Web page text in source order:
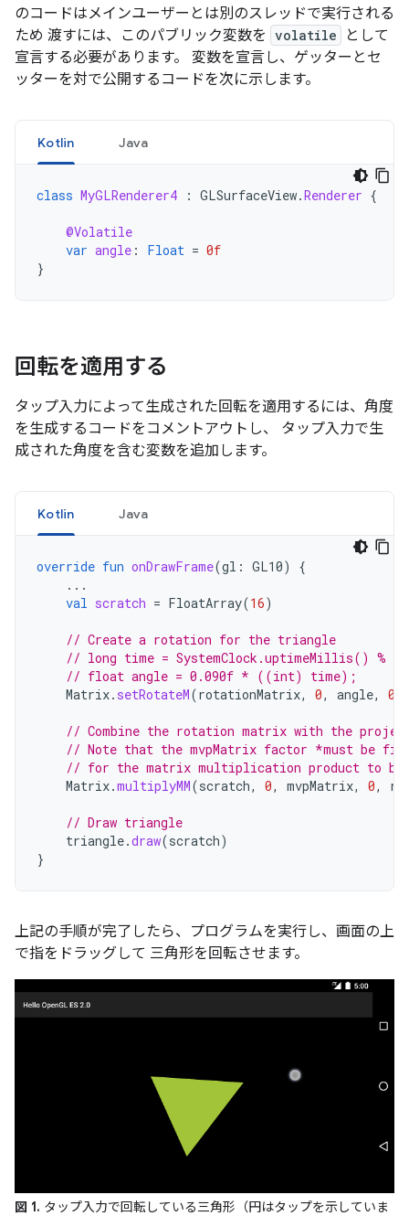
のコードはメインユーザーとは別のスレッドで実行される
ため 渡すには、このパブリック変数を volatile
として
宣言する必要があります。 変数を宣言し、ゲッターとセ
ッターを対で公開するコードを次に示します。
Kotlin Java
class MyGLRenderer4 : GLSurfaceView.Renderer {
@Volatile
var angle : Float = 0f
}
回転を適用する
タップ入力によって生成された回転を適用するには、角度
を生成するコードをコメントアウトし、 タップ入力で生
成された角度を含む変数を追加します。
Kotlin Java
override fun onDrawFrame(gl : GL10)
{
...
val scratch = FloatArray(16)
// Create a rotation for the triangle
// long time = SystemClock.uptimeMillis() %
// float angle = 0.090f * ((int) time);
Matrix. setRotateM(rotationMatrix, 0, angle, 0f
// Combine the rotation matrix with the
// Note that the mvpMatrix factor *must be
// for the matrix multiplication product to be
Matrix.multiplyMM(scratch, 0, mvpMatrix, 0,
// Draw triangle
triangle.draw(scratch)
}
上記の手順が完了したら、プログラムを実行し、画面の上
で指をドラッグして 三角形を回転させます。
図 1. タップ入力で回転している三角形（円はタップを示していま